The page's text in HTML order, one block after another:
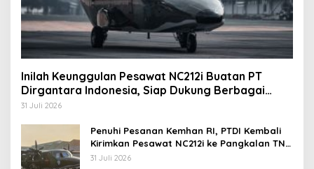
Inilah Keunggulan Pesawat NC212i Buatan PT
Dirgantara Indonesia, Siap Dukung Berbagai
Operasi TNI
31 Juli 2026
Penuhi Pesanan Kemhan RI, PTDI Kembali
Kirimkan Pesawat NC212i ke Pangkalan TNI
AU
31 Juli 2026